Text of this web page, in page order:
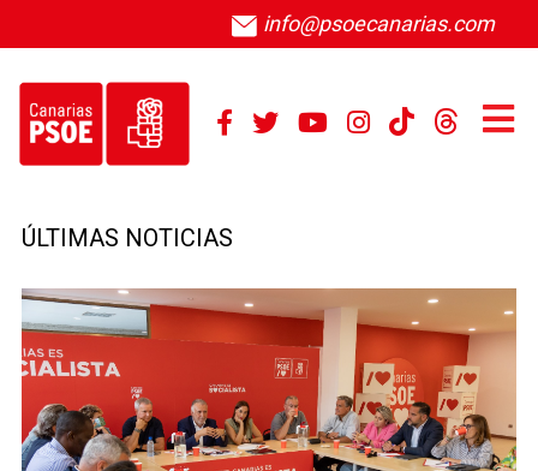
info@psoecanarias.com
ÚLTIMAS NOTICIAS